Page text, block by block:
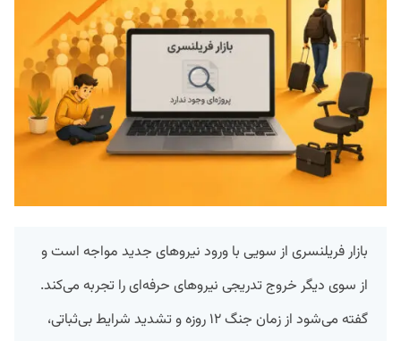
بازار فریلنسری از سویی با ورود نیروهای جدید مواجه است و
از سوی دیگر خروج تدریجی نیروهای حرفه‌ای را تجربه می‌کند.
گفته می‌شود از زمان جنگ ۱۲ روزه و تشدید شرایط بی‌ثباتی،